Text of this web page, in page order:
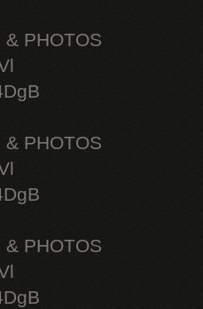
PHOTOS
PHOTOS
PHOTOS